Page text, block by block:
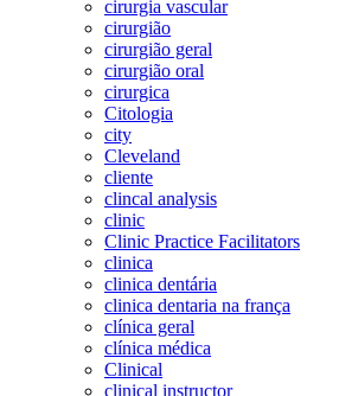
cirurgia vascular
cirurgião
cirurgião geral
cirurgião oral
cirurgica
Citologia
city
Cleveland
cliente
clincal analysis
clinic
Clinic Practice Facilitators
clinica
clinica dentária
clinica dentaria na frança
clínica geral
clínica médica
Clinical
clinical instructor